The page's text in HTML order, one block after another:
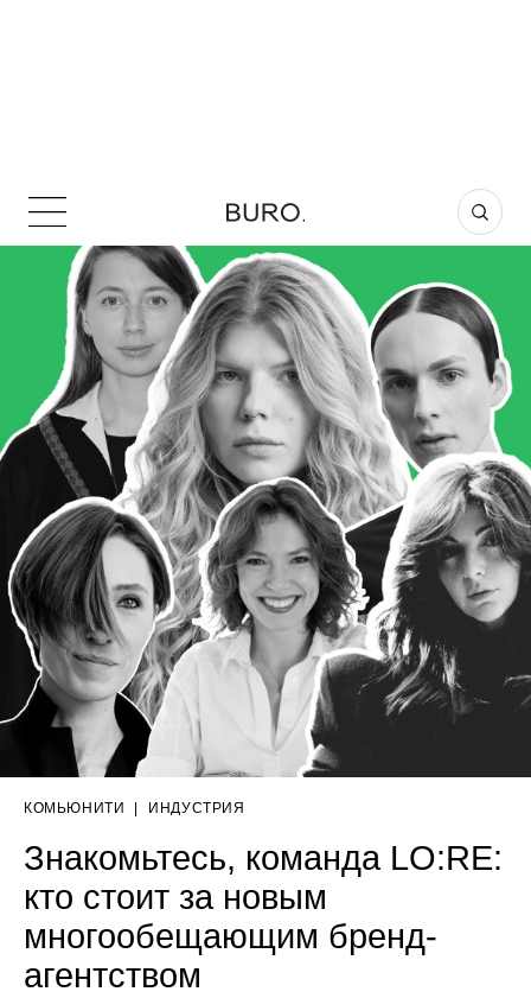
КОМЬЮНИТИ ИНДУСТРИЯ
Знакомьтесь, команда LO:RE:
кто стоит за новым
многообещающим бренд-
агентством